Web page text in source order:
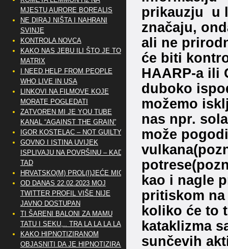
prikauzju u
značaju,
ali ne
će biti
HAARP-a ili
duboko
možemo
nas npr.
može
kao i nagle
pritiskom
koliko će to
kataklizma
sunčevih
MJESTU AURORE BOREALIS
NE DIRAJ NIŠTA I NAHRANI
SVINJE
KONTROLA NOVCA
KAKO NAS JEBU ILI ŠTO JE TO
MATRIX
I NEED HELP FROM PEOPLE
WHO LIVE IN USA
LINKOVI NA FILMOVE KOJE
MORATE POGLEDATI
ZATVOREN MI JE YOU TUBE
KANAL “AGAINST THE GRAIN”
IGOR KOSTELAC – NOT GUILTY
GOVNO I ISTINA UVIJEK
ISPLIVAJU NA POVRŠINU – KAD
TAD
HRVATSKO(M) PROL(I)JEĆE MIG
OD DANAS 22.02.2023 MOJ
TWITTER PROFIL VIŠE NIJE
JAVNO DOSTUPAN
TI ŠARENI BALONI ZA MAMU
TATU I SEKU,.. TRA LA LA LA LA
KAKO HIPNOTIZIRANOM
OBJASNITI DA JE HIPNOTIZIRAN